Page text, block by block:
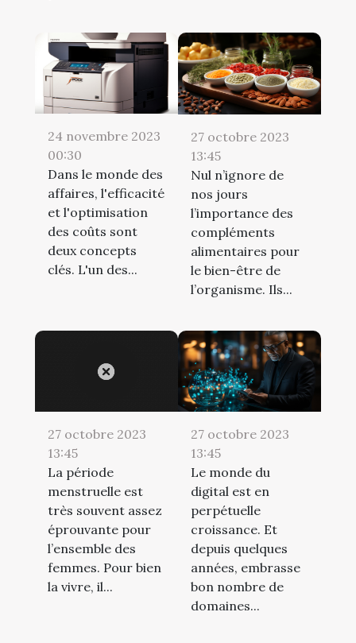
24 novembre 2023
00:30
Dans le monde des
affaires, l'efficacité
et l'optimisation
des coûts sont
deux concepts
clés. L'un des...
27 octobre 2023
13:45
Nul n’ignore de
nos jours
l’importance des
compléments
alimentaires pour
le bien-être de
l’organisme. Ils...
27 octobre 2023
13:45
La période
menstruelle est
très souvent assez
éprouvante pour
l’ensemble des
femmes. Pour bien
la vivre, il...
27 octobre 2023
13:45
Le monde du
digital est en
perpétuelle
croissance. Et
depuis quelques
années, embrasse
bon nombre de
domaines...